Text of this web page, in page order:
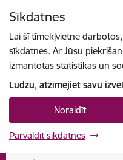
Sīkdatnes
Lai šī tīmekļvietne
sīkdatnes. Ar Jūsu
izmantotas statistikas un
Lūdzu, atzīmējiet savu
Noraidīt
Pārvaldīt sīkdatnes